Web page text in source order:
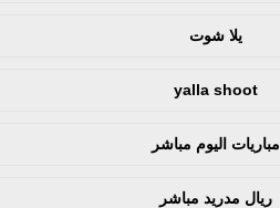
يلا شوت
yalla shoot
مباريات اليوم مباشر
ريال مدريد مباشر